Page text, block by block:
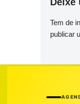
Tem de
publicar